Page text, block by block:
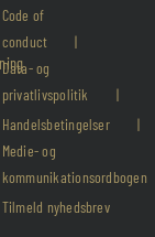
Code of
conduct
Data- og
privatlivspolitik
Handelsbetingelser
Medie- og
kommunikationsordbogen
Tilmeld nyhedsbrev